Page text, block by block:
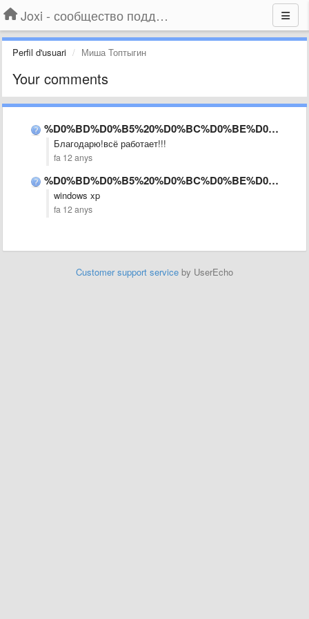
Joxi - сообщество поддержки
Perfil d'usuari Миша Топтыгин
Your comments
%D0%BD%D0%B5%20%D0%BC%D0%BE%D0%B3%D1%83%20%D0%B2%D0%BE%D0%B9%D1%82%D0%B8
Благодарю!всё работает!!!
fa 12 anys
%D0%BD%D0%B5%20%D0%BC%D0%BE%D0%B3%D1%83%20%D0%B2%D0%BE%D0%B9%D1%82%D0%B8
windows xp
fa 12 anys
Customer support service by UserEcho